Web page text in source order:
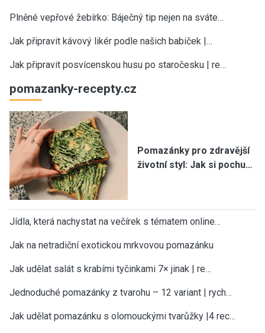
Plněné vepřové žebírko: Báječný tip nejen na sváte…
Jak připravit kávový likér podle našich babiček |…
Jak připravit posvícenskou husu po staročesku | re…
pomazanky-recepty.cz
Pomazánky pro zdravější
životní styl: Jak si pochu…
Jídla, která nachystat na večírek s tématem online…
Jak na netradiční exotickou mrkvovou pomazánku
Jak udělat salát s krabími tyčinkami 7× jinak | re…
Jednoduché pomazánky z tvarohu – 12 variant | rych…
Jak udělat pomazánku s olomouckými tvarůžky |4 rec…